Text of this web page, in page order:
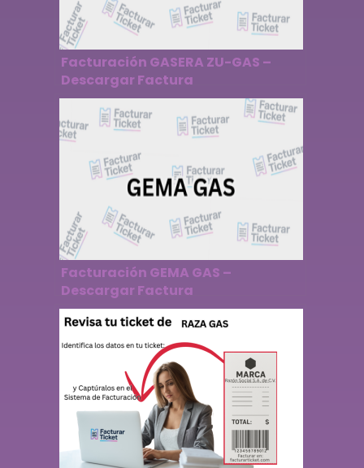
Facturación GASERA ZU-GAS –
Descargar Factura
Facturación GEMA GAS –
Descargar Factura